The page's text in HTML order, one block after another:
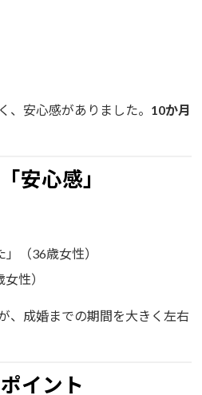
、安心感がありました。 10か月
安心感」
（36歳女性）
性）
、成婚までの期間を大きく左右
イント